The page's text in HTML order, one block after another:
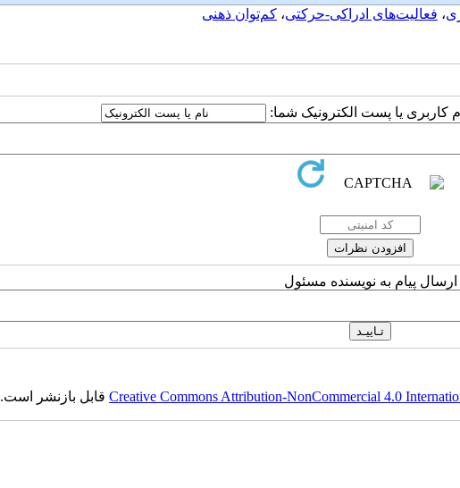
، فعالیت‌های ادراکی-حرکتی، کم‌توان ذهنی
کاربری یا پست الکترونیک شما:
ارسال پیام به نویسنده مسئول
Creative Commons Attribution-NonCommercial 4.0قابل بازنشر است.